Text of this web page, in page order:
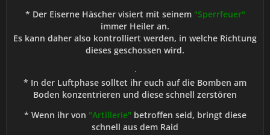
* Der Eiserne Häscher visiert mit seinem "Sperrfeuer"
immer Heiler an.
Es kann daher also kontrolliert werden, in welche Richtung
dieses geschossen wird.
* In der Luftphase solltet ihr euch auf die Bomben am
Boden konzentrieren und diese schnell zerstören
* Wenn ihr von "Artillerie" betroffen seid, bringt diese
schnell aus dem Raid